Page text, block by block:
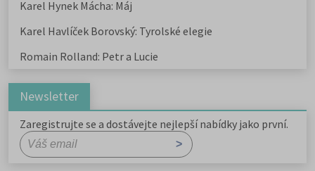
Karel Hynek Mácha: Máj
Karel Havlíček Borovský: Tyrolské elegie
Romain Rolland: Petr a Lucie
Newsletter
Zaregistrujte se a dostávejte nejlepší nabídky jako první.